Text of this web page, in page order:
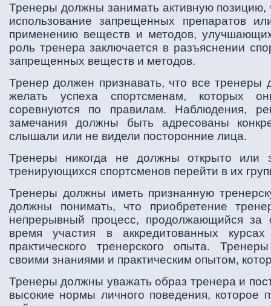
Тренеры должны занимать активную позицию,
использование запрещенных препаратов
применению веществ и методов, улучшающих
роль тренера заключается в разъяснении
запрещенных веществ и методов.
Тренер должен признавать, что все тренеры
желать успеха спортсменам, которых
соревнуются по правилам. Наблюдения,
замечания должны быть адресованы
слышали или не видели посторонние лица.
Тренеры никогда не должны открыто или
тренирующихся спортсменов перейти в их
Тренеры должны иметь признанную
должны понимать, что приобретение
непрерывный процесс, продолжающийся за
время участия в аккредитованных
практического тренерского опыта.
своими знаниями и практическим опытом,
Тренеры должны уважать образ тренера и
высокие нормы личного поведения, которое